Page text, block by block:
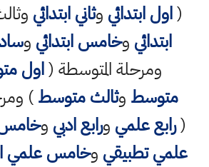
(اول ابتدائي وثاني ابتدائي
ابتدائي وخامس ابتدائي و
ومرحلة المتوسطة (اول
متوسط وثالث متوسط)
(رابع علمي ورابع ادبي وخامس
علمي تطبيقي وخامس علمي